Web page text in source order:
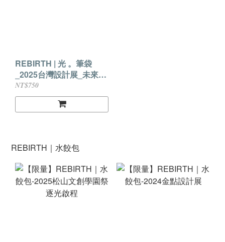
REBIRTH | 光 。筆袋
_2025台灣設計展_未來習
武所
NT$750
REBIRTH｜水餃包